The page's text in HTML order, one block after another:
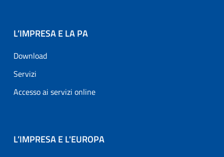
L’IMPRESA E LA PA
Download
Servizi
Accesso ai servizi online
L’IMPRESA E L'EUROPA